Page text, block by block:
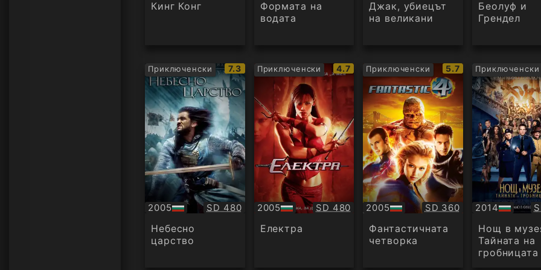
Кинг Конг
Формата на
водата
Джак, убиецът
на великани
Беолуф и
Грендел
Приключенски
IMDb
рейтинг:
7.3
2005
БГ
аудио
Качество:
SD 480
Небесно
царство
Приключенски
IMDb
рейтинг:
4.7
2005
БГ
аудио
Качество:
SD 480
Електра
Приключенски
IMDb
рейтинг:
5.7
2005
БГ
аудио
Качество:
SD 360
Фантастичната
четворка
Приключенски
2014
БГ
аудио
Нощ в
Тайната на
гробницата